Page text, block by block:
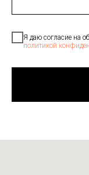
Я даю согласие на
политикой